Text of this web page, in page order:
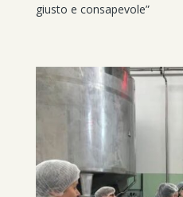
giusto e consapevole”